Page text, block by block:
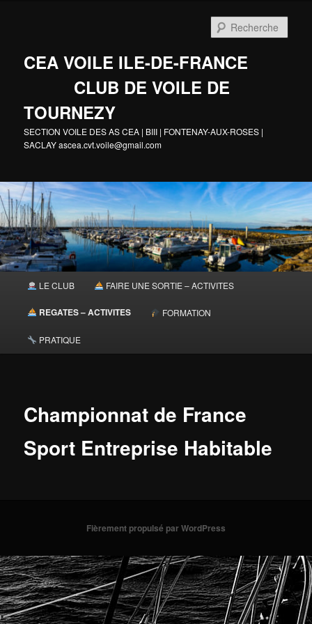
CEA VOILE ILE-DE-FRANCE
CLUB DE VOILE DE
TOURNEZY
SECTION VOILE DES AS CEA | BIII | FONTENAY-AUX-ROSES |
SACLAY ascea.cvt.voile@gmail.com
principal
LE CLUB FAIRE UNE SORTIE – ACTIVITES
REGATES – ACTIVITES FORMATION
PRATIQUE
Championnat de France
Sport Entreprise Habitable
Fièrement propulsé par WordPress